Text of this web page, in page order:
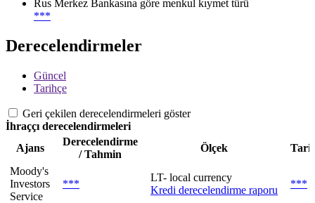
Rus Merkez Bankasına göre menkul kıymet türü
***
Derecelendirmeler
Güncel
Tarihçe
Geri çekilen derecelendirmeleri göster
İhraççı derecelendirmeleri
Ajans
Derecelendirme
/ Tahmin
Ölçek
Moody's
Investors
Service
***
LT- local currency
Kredi derecelendirme raporu
***